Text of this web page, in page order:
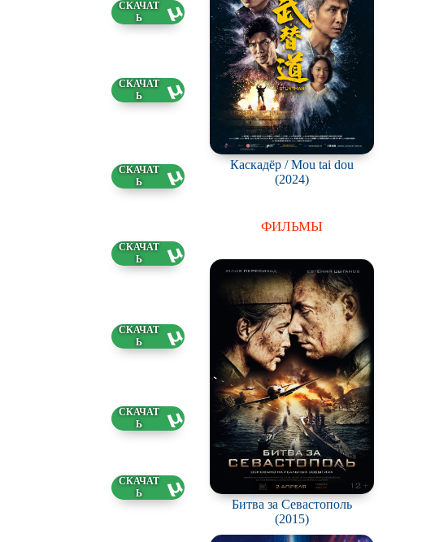
Каскадёр / Mou tai dou
(2024)
ФИЛЬМЫ
Битва за Севастополь
(2015)